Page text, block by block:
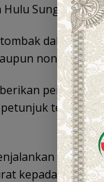
Sungai
dalam
non-
teknis
tugas
kepada